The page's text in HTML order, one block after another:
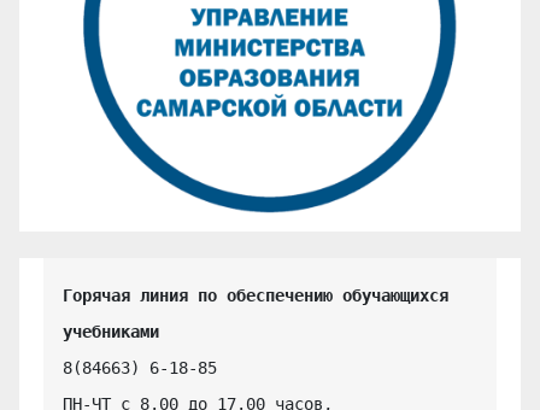
Горячая линия по обеспечению обучающихся
учебниками
8(84663) 6-18-85
ПН-ЧТ с 8.00 до 17.00 часов,